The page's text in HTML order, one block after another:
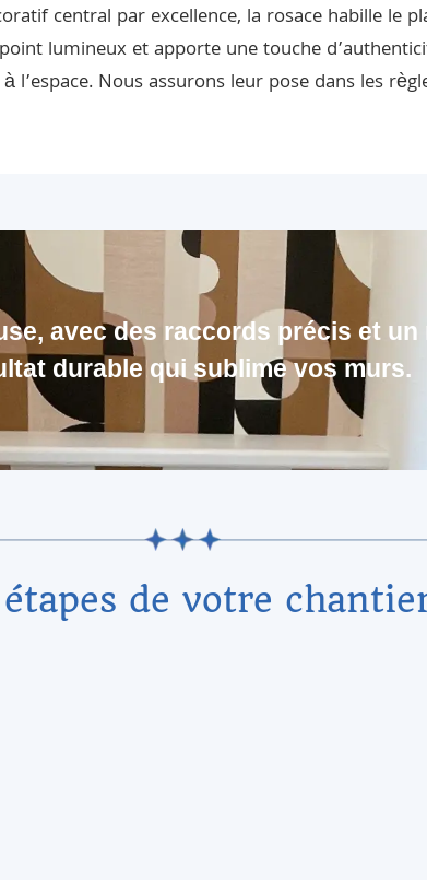
central par excellence, la rosace habille le
lumineux et apporte une touche
l’espace. Nous assurons leur pose dans les
avec des raccords précis et
durable qui sublime vos murs.
de votre